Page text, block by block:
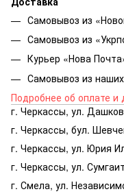
Самовывоз из
Самовывоз из
Курьер «Нова
Самовывоз из
Подробнее об оплате и
г. Черкассы, ул.
г. Черкассы, бул.
г. Черкассы, ул. Юрия
г. Черкассы, ул.
г. Смела, ул.